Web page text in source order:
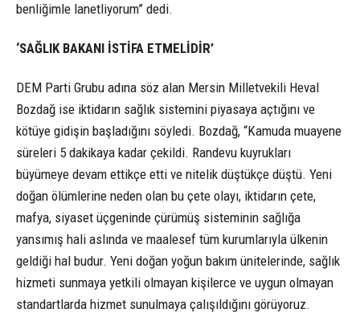
benliğimle lanetliyorum” dedi.
‘SAĞLIK BAKANI İSTİFA ETMELİDİR’
DEM Parti Grubu adına söz alan Mersin Milletvekili Heval
Bozdağ ise iktidarın sağlık sistemini piyasaya açtığını ve
kötüye gidişin başladığını söyledi. Bozdağ, “Kamuda muayene
süreleri 5 dakikaya kadar çekildi. Randevu kuyrukları
büyümeye devam ettikçe etti ve nitelik düştükçe düştü. Yeni
doğan ölümlerine neden olan bu çete olayı, iktidarın çete,
mafya, siyaset üçgeninde çürümüş sisteminin sağlığa
yansımış hali aslında ve maalesef tüm kurumlarıyla ülkenin
geldiği hal budur. Yeni doğan yoğun bakım ünitelerinde, sağlık
hizmeti sunmaya yetkili olmayan kişilerce ve uygun olmayan
standartlarda hizmet sunulmaya çalışıldığını görüyoruz.